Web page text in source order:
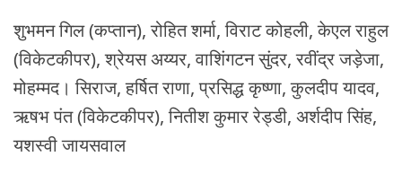
शुभमन गिल (कप्तान), रोहित शर्मा, विराट कोहली, केएल राहुल
(विकेटकीपर), श्रेयस अय्यर, वाशिंगटन सुंदर, रवींद्र जड़ेजा,
मोहम्मद। सिराज, हर्षित राणा, प्रसिद्ध कृष्णा, कुलदीप यादव,
ऋषभ पंत (विकेटकीपर), नितीश कुमार रेड्डी, अर्शदीप सिंह,
यशस्वी जायसवाल